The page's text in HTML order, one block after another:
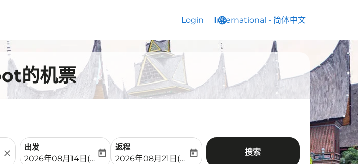
Login language
International - 简体中文
keyboard_arrow_down
的机票
close
出发
fc-booking-departure-date-aria-label
2026年08月14日(周五)
today
返程
fc-booking-return-date-aria-label
2026年08月21日(周五)
today 搜索